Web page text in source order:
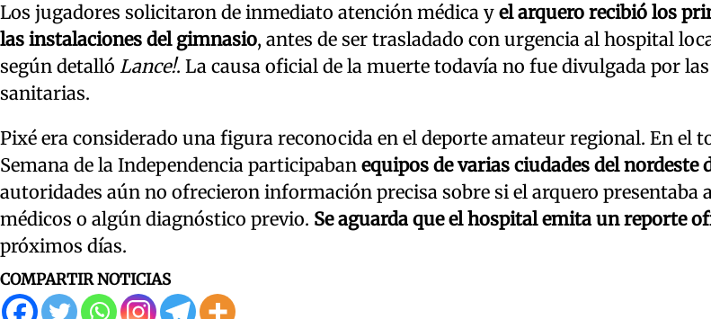
Los jugadores solicitaron de inmediato atención médica y el arquero recibió los
las instalaciones del gimnasio, antes de ser trasladado con urgencia al hospital
según detalló Lance!. La causa oficial de la muerte todavía no fue divulgada por
sanitarias.
Pixé era considerado una figura reconocida en el deporte amateur regional. En el
Semana de la Independencia participaban equipos de varias ciudades del nordeste
autoridades aún no ofrecieron información precisa sobre si el arquero presentaba
médicos o algún diagnóstico previo. Se aguarda que el hospital emita un reporte
próximos días.
COMPARTIR NOTICIAS